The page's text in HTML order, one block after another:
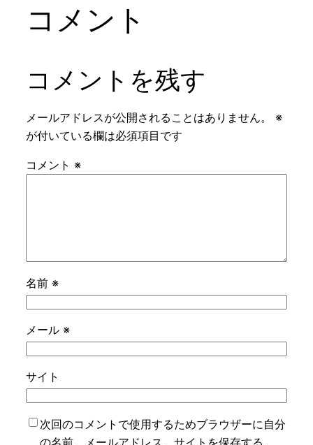
コメント
コメントを残す
メールアドレスが公開されることはありません。
※
が付いている欄は必須項目です
コメント ※
名前 ※
メール ※
サイト
次回のコメントで使用するためブラウザーに自分
の名前、メールアドレス、サイトを保存する。